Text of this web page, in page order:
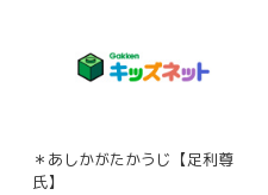
＊あしかがたかうじ【足利尊
氏】